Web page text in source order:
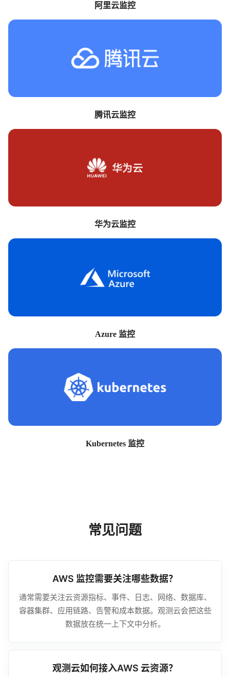
阿里云监控
腾讯云监控
华为云监控
Azure 监控
Kubernetes 监控
常见问题
AWS 监控需要关注哪些数据？
通常需要关注云资源指标、事件、日志、网络、数据库、
容器集群、应用链路、告警和成本数据。观测云会把这些
数据放在统一上下文中分析。
观测云如何接入AWS 云资源？